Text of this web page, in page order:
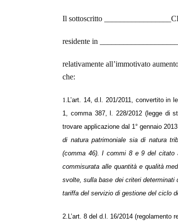
Il sottoscritto
residente in
relativamente all’immotivato
che:
1. L’art. 14, d.l. 201/2011, convertito in
1, comma 387, l. 228/2012 (legge di
trovare applicazione dal 1° gennaio
di natura patrimoniale sia di natura
(comma 46). I commi 8 e 9 del citato
commisurata alle quantità e qualità
svolte, sulla base dei criteri determinati
tariffa del servizio di gestione del ciclo
2.L’art. 8 del d.l. 16/2014 (regolamento